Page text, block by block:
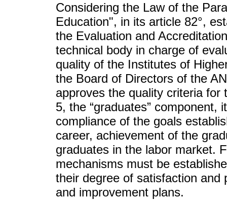
Considering the Law of the
Education", in its article 82°,
the Evaluation and
technical body in charge of
quality of the Institutes of
the Board of Directors of the
approves the quality criteria for
5, the “graduates”
compliance of the goals
career, achievement of the
graduates in the labor market.
mechanisms must be
their degree of satisfaction and
and improvement plans.